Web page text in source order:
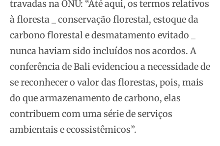
travadas na ONU: “Até aqui, os termos relativos
à floresta _ conservação florestal, estoque da
carbono florestal e desmatamento evitado _
nunca haviam sido incluídos nos acordos. A
conferência de Bali evidenciou a necessidade de
se reconhecer o valor das florestas, pois, mais
do que armazenamento de carbono, elas
contribuem com uma série de serviços
ambientais e ecossistêmicos”.